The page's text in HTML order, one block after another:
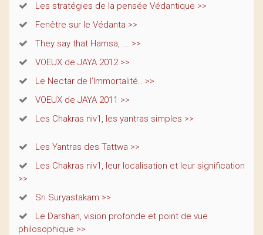
Les stratégies de la pensée Védantique >>
Fenêtre sur le Védanta >>
They say that Hamsa, ... >>
VOEUX de JAYA 2012 >>
Le Nectar de l’Immortalité.. >>
VOEUX de JAYA 2011 >>
Les Chakras niv1, les yantras simples >>
Les Yantras des Tattwa >>
Les Chakras niv1, leur localisation et leur signification
>>
Sri Suryastakam >>
Le Darshan, vision profonde et point de vue
philosophique >>